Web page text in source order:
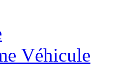
Véhicule